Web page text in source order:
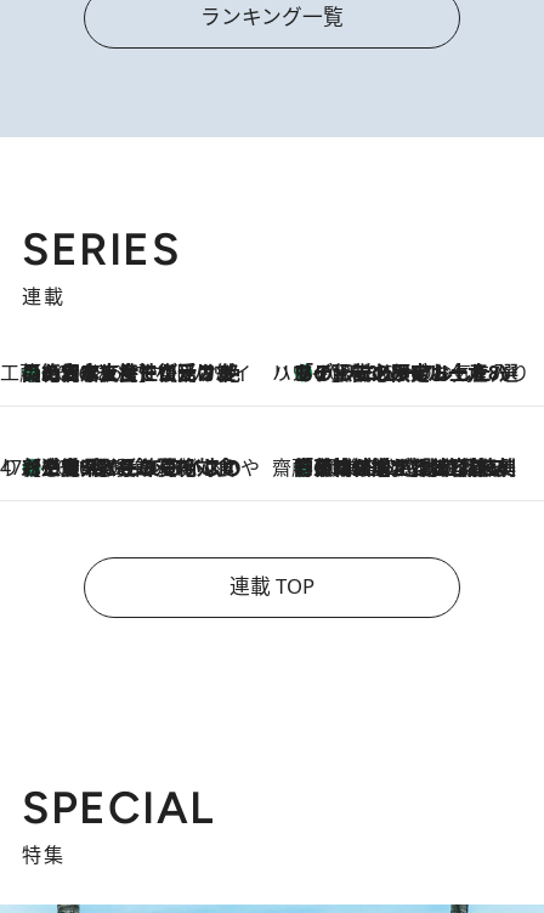
ランキング一覧
SERIES
連載
工藤まやのおもてなしハワイ
2026.8.6
【ハワイ土産】ローカルの絶大な支持で復活！ 絶品の幻クッキー《元ファンの日本人女性が受け継いだ名店》 ハワイ賢者 リサのお気に入りリスト2026.8.6
あの伝説の限定トートも！ リニューアルした「ディーン＆デルーカ ハワイ」で必須のお土産8選
47都道府県の手みやげ ひんやりスイーツで夏を満喫
2026.8.6
【三重県】この夏絶対食べたい 冷やしておいしいおやつ3選 お餅×アイスの新感覚スイーツ 齋藤 薫 美容脳ルネサンス
2026.8.6
「荷物が増えるほど旅ストレスは増す」美容ジャーナリストがたどり着いた最終結論。“化粧品を劇的に減らす”感動の凝縮美容とは
連載 TOP
SPECIAL
特集